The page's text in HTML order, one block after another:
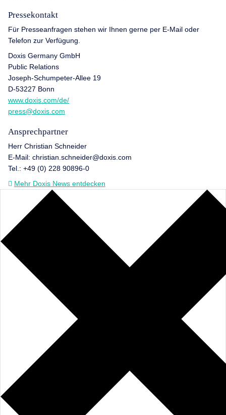
Pressekontakt
Für Presseanfragen stehen wir Ihnen gerne per E-Mail oder
Telefon zur Verfügung.
Doxis Germany GmbH
Public Relations
Joseph-Schumpeter-Allee 19
D-53227 Bonn
www.doxis.com/de/
press@doxis.com
Ansprechpartner
Herr Christian Schneider
E-Mail: christian.schneider@doxis.com
Tel.: +49 (0) 228 90896-0
Mehr Doxis News entdecken